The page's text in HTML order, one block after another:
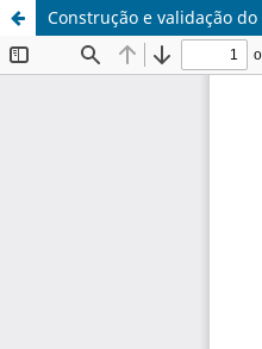
Construção e validação